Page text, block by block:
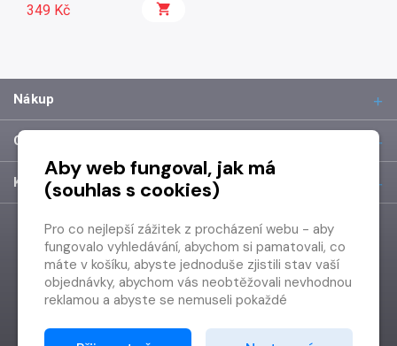
349 Kč
Nákup
O společnosti
Kontakt
Aby web fungoval, jak má
(souhlas s cookies)
Pro co nejlepší zážitek z procházení webu - aby
fungovalo vyhledávání, abychom si pamatovali, co
máte v košíku, abyste jednoduše zjistili stav vaší
objednávky, abychom vás neobtěžovali nevhodnou
reklamou a abyste se nemuseli pokaždé